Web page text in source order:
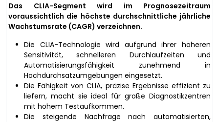
Das CLIA-Segment wird im Prognosezeitraum
voraussichtlich die höchste durchschnittliche jährliche
Wachstumsrate (CAGR) verzeichnen.
Die CLIA-Technologie wird aufgrund ihrer höheren
Sensitivität, schnelleren Durchlaufzeiten und
Automatisierungsfähigkeit zunehmend in
Hochdurchsatzumgebungen eingesetzt.
Die Fähigkeit von CLIA, präzise Ergebnisse effizient zu
liefern, macht sie ideal für große Diagnostikzentren
mit hohem Testaufkommen.
Die steigende Nachfrage nach automatisierten,